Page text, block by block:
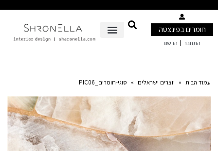
בפינצטה
הרשם
» יוצרים ישראלים » סוגי-חומרים_PIC06